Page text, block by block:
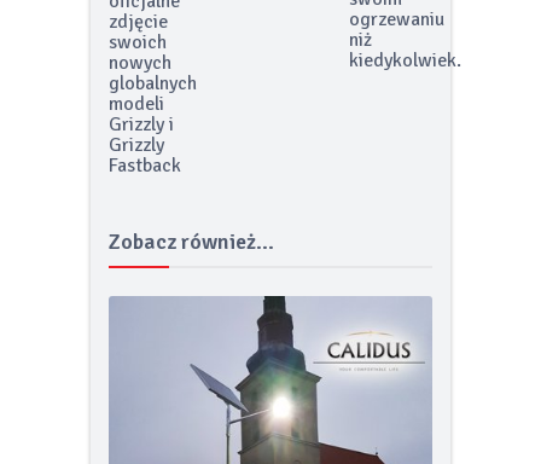
pierwsze
oficjalne
zdjęcie
swoich
nowych
globalnych
modeli
Grizzly i
Grizzly
swoim
ogrzewaniu
niż
Zobacz również...